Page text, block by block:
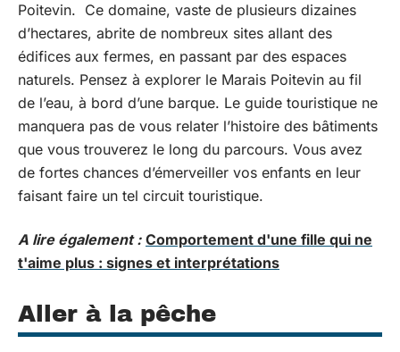
Poitevin. Ce domaine, vaste de plusieurs dizaines
d’hectares, abrite de nombreux sites allant des
édifices aux fermes, en passant par des espaces
naturels. Pensez à explorer le Marais Poitevin au fil
de l’eau, à bord d’une barque. Le guide touristique ne
manquera pas de vous relater l’histoire des bâtiments
que vous trouverez le long du parcours. Vous avez
de fortes chances d’émerveiller vos enfants en leur
faisant faire un tel circuit touristique.
A lire également : Comportement d'une fille qui ne
t'aime plus : signes et interprétations
Aller à la pêche